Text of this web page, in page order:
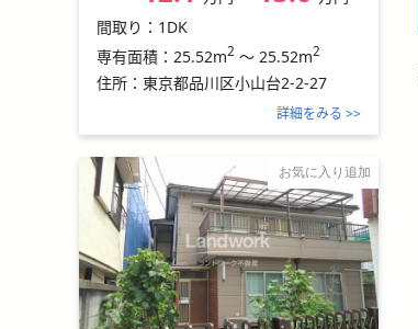
間取り： 1DK
専有面積： 25.52m2 ～ 25.52m2
住所： 東京都品川区小山台2-2-27
詳細をみる >>
お気に入り追加